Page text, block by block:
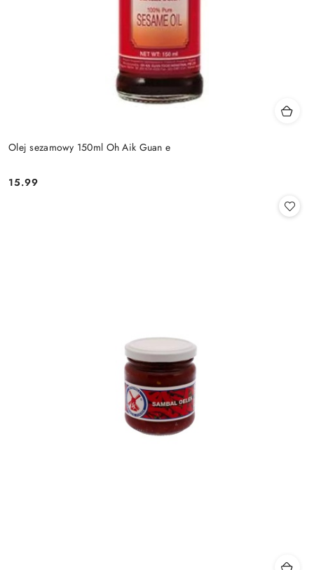
Olej sezamowy 150ml Oh Aik Guan e
Cena:
15.99